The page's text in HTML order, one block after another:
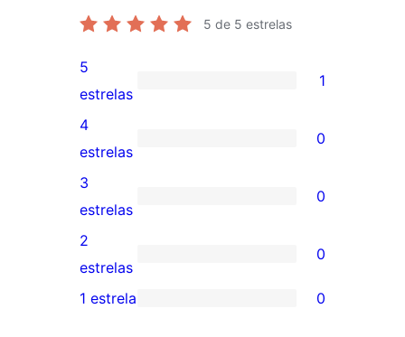
5 de 5 estrelas
1
valoración
de
5
estrelas
5
estrelas
1
0
valoracións
de
4
estrelas
4
estrelas
0
0
valoracións
de
3
3
estrelas
0
0
valoracións
2
estrelas
0
1 estrela 0